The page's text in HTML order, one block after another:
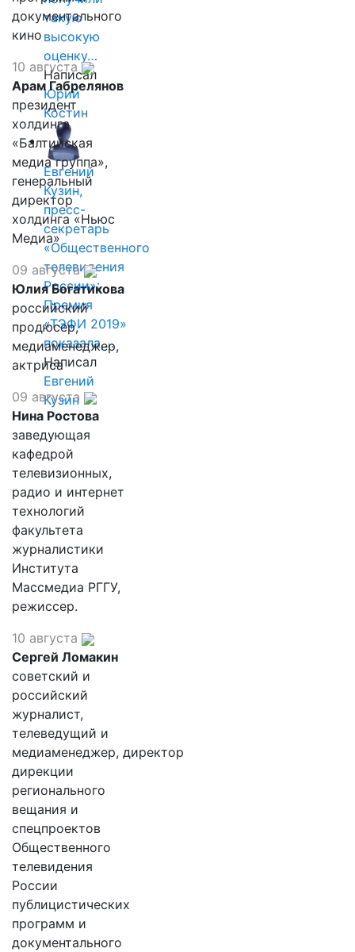
такую
высокую
оценку…
Написал
Юрий
Костин
Евгений
Кузин,
пресс-
секретарь
«Общественного
телевидения
России»:
Премия
«ТЭФИ 2019»
показала,…
Написал
Евгений
Кузин
документального
кино
10 августа
Арам Габрелянов
президент
холдинга
«Балтийская
медиа группа»,
генеральный
директор
холдинга «Ньюс
Медиа»
09 августа
Юлия Богатикова
российский
продюсер,
медиаменеджер,
актриса
09 августа
Нина Ростова
заведующая
кафедрой
телевизионных,
радио и интернет
технологий
факультета
журналистики
Института
Массмедиа РГГУ,
режиссер.
10 августа
Сергей Ломакин
советский и
российский
журналист,
телеведущий и
медиаменеджер, директор
дирекции
регионального
вещания и
спецпроектов
Общественного
телевидения
России
публицистических
программ и
документального